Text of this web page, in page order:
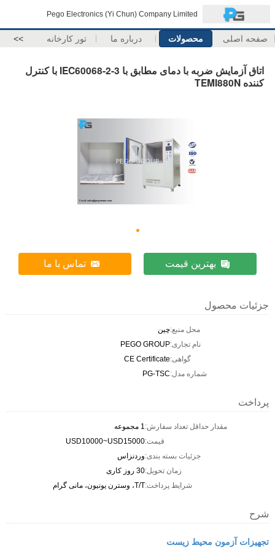
Pego Electronics (Yi Chun) Company Limited
صفحه اصلی محصولات درباره ما تور کارخانه >>
اتاق آزمایش ضربه با دمای مطابق با IEC60068-2-3 با کنترل
کننده TEMI880N
بهترین قیمت تماس با ما
جزئیات محصول
محل منبع:چین
نام تجاری:PEGO GROUP
گواهی:CE Certificate
شماره مدل:PG-TSC
پرداخت
مقدار حداقل تعداد سفارش:1 مجموعه
قیمت:USD10000~USD15000
جزئیات بسته بندی:وردنزاس
زمان تحویل:30 روز کاری
شرایط پرداخت:T/T، وسترن یونیون، مانی گرام
شرح
تجهیزات آزمون محیط زیست